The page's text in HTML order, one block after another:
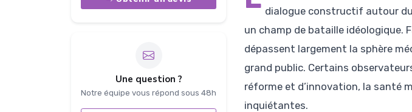
Une question ?
Notre équipe vous répond sous 48h
dialogue constructif autour
un champ de bataille idéologique.
dépassent largement la sphère
grand public. Certains
réforme et d’innovation, la santé
inquiétantes.